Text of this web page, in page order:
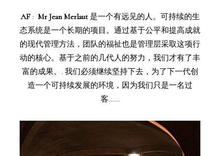
AF : Mr Jean Merlaut是一个有远见的人。可持续的生
态系统是一个长期的项目。通过基于公平和提高成就
的现代管理方法，团队的福祉也是管理层采取这项行
动的核心。基于之前的几代人的努力，我们才有了丰
富的成果。. 我们必须继续坚持下去，为了下一代创
造一个可持续发展的环境，因为我们只是一名过
客……